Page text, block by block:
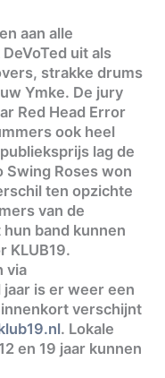
aan alle
uit als
strakke drums
Ymke. De jury
Red Head Error
ook heel
lag de
Swing Roses won
ten opzichte
van de
band kunnen
KLUB19.
via
jaar is er weer een
verschijnt
. Lokale
en 19 jaar kunnen